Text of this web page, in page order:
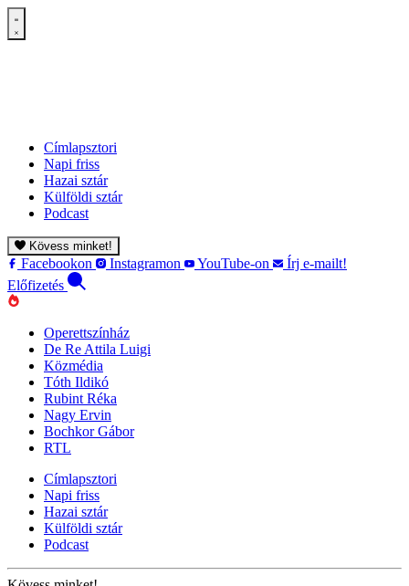
Címlapsztori
Napi friss
Hazai sztár
Külföldi sztár
Podcast
Kövess minket!
Facebookon Instagramon YouTube-on
Írj e-mailt!
Előfizetés
Operettszínház
De Re Attila Luigi
Közmédia
Tóth Ildikó
Rubint Réka
Nagy Ervin
Bochkor Gábor
RTL
Címlapsztori
Napi friss
Hazai sztár
Külföldi sztár
Podcast